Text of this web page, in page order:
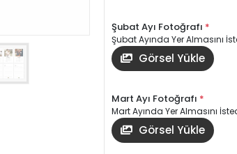
Şubat Ayı Fotoğrafı *
Şubat Ayında Yer Almasını
Görsel Yükle
Mart Ayı Fotoğrafı *
Mart Ayında Yer Almasını
Görsel Yükle